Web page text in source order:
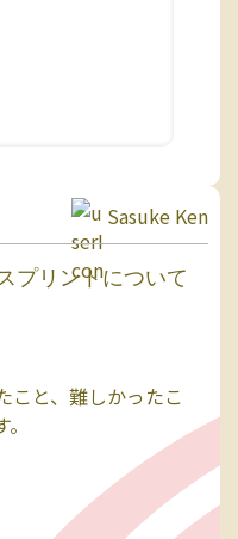
Sasuke Ken
プリントについて
こと、難しかったこ